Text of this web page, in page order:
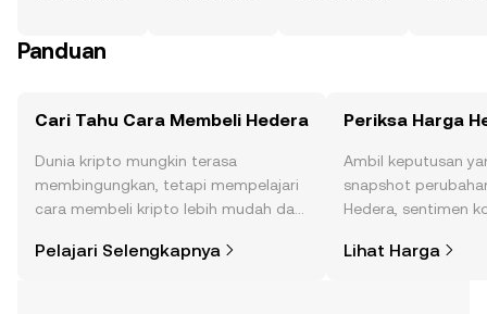
Panduan
Cari Tahu Cara Membeli Hedera
Dunia kripto mungkin terasa
membingungkan, tetapi mempelajari
cara membeli kripto lebih mudah dari
di aplikasi seluler OKX, atau di sini di
Pelajari Selengkapnya
Periksa Harga
Ambil keputusan
snapshot
Hedera, sentimen
Lihat Harga